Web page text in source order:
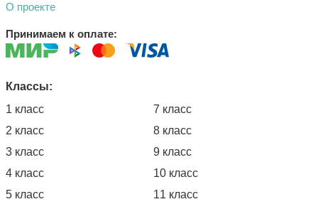
О проекте
Принимаем к оплате:
Классы:
1 класс
2 класс
3 класс
4 класс
5 класс
7 класс
8 класс
9 класс
10 класс
11 класс